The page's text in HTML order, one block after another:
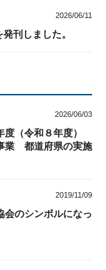
2026/06/11
刊しました。
2026/06/03
度（令和８年度）
業 都道府県の実施
2019/11/09
会のシンボルになっ